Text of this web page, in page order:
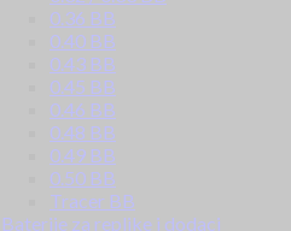
0.36 BB
0.40 BB
0.43 BB
0.45 BB
0.46 BB
0.48 BB
0.49 BB
0.50 BB
Tracer BB
Baterije za replike i dodaci